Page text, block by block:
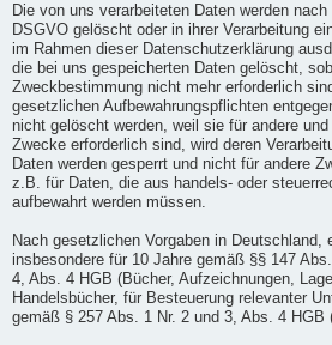
Die von uns verarbeiteten Daten werden
DSGVO gelöscht oder in ihrer Verarbeitung
im Rahmen dieser Datenschutzerklärung
die bei uns gespeicherten Daten gelöscht,
Zweckbestimmung nicht mehr erforderlich
gesetzlichen Aufbewahrungspflichten
nicht gelöscht werden, weil sie für andere
Zwecke erforderlich sind, wird deren
Daten werden gesperrt und nicht für andere
z.B. für Daten, die aus handels- oder
aufbewahrt werden müssen.
Nach gesetzlichen Vorgaben in Deutschland,
insbesondere für 10 Jahre gemäß §§ 147
4, Abs. 4 HGB (Bücher, Aufzeichnungen,
Handelsbücher, für Besteuerung relevanter
gemäß § 257 Abs. 1 Nr. 2 und 3, Abs. 4 HGB